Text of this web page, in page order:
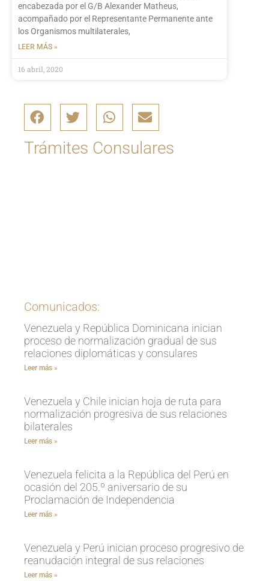
encabezada por el G/B Alexander Matheus,
acompañado por el Representante Permanente ante
los Organismos multilaterales,
LEER MÁS »
16 abril, 2020
Trámites Consulares
Comunicados:
Venezuela y República Dominicana inician
proceso de normalización gradual de sus
relaciones diplomáticas y consulares
Leer más »
Venezuela y Chile inician hoja de ruta para
normalización progresiva de sus relaciones
bilaterales
Leer más »
Venezuela felicita a la República del Perú en
ocasión del 205.º aniversario de su
Proclamación de Independencia
Leer más »
Venezuela y Perú inician proceso progresivo de
reanudación integral de sus relaciones
Leer más »